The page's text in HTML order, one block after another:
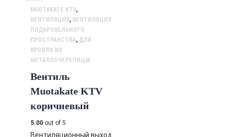
MUOTAKATE KTV,
ВЕНТИЛЯЦИЯ, ВЕНТИЛЯЦИЯ
ПОДКРОВЕЛЬНОГО
ПРОСТРАНСТВА, ДЛЯ
КРОВЛИ ИЗ
МЕТАЛЛОЧЕРЕПИЦЫ
Вентиль
Muotakate KTV
коричневый
5.00 out of 5
Вентиляционный выход